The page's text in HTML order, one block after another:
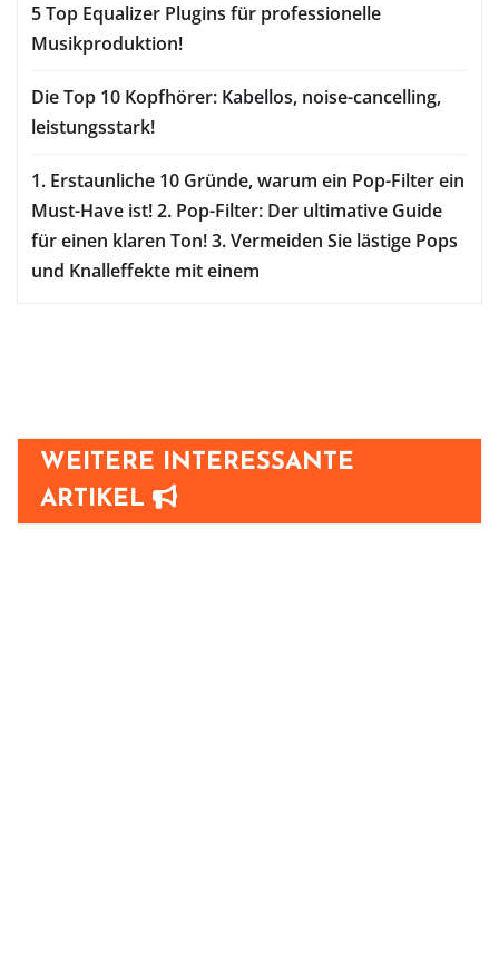
5 Top Equalizer Plugins für professionelle
Musikproduktion!
Die Top 10 Kopfhörer: Kabellos, noise-cancelling,
leistungsstark!
1. Erstaunliche 10 Gründe, warum ein Pop-Filter ein
Must-Have ist! 2. Pop-Filter: Der ultimative Guide
für einen klaren Ton! 3. Vermeiden Sie lästige Pops
und Knalleffekte mit einem
WEITERE INTERESSANTE
ARTIKEL